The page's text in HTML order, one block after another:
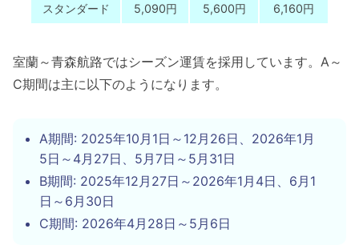
スタンダード 5,090円 5,600円 6,160円
室蘭～青森航路ではシーズン運賃を採用しています。A～
C期間は主に以下のようになります。
A期間: 2025年10月1日～12月26日、2026年1月
5日～4月27日、5月7日～5月31日
B期間: 2025年12月27日～2026年1月4日、6月1
日～6月30日
C期間: 2026年4月28日～5月6日